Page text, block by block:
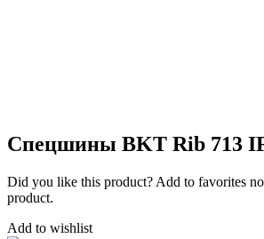
Спецшины BKT Rib 713
Did you like this product? Add to favorites
product.
Add to wishlist